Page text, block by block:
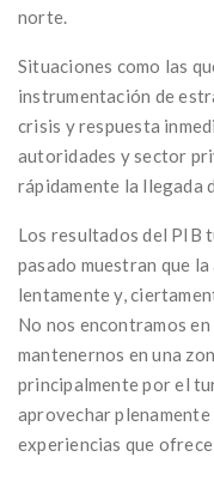
norte.
Situaciones como las
instrumentación de
crisis y respuesta
autoridades y sector
rápidamente la llegada
Los resultados del PIB
pasado muestran que
lentamente y,
No nos encontramos
mantenernos en una
principalmente por el
aprovechar
experiencias que